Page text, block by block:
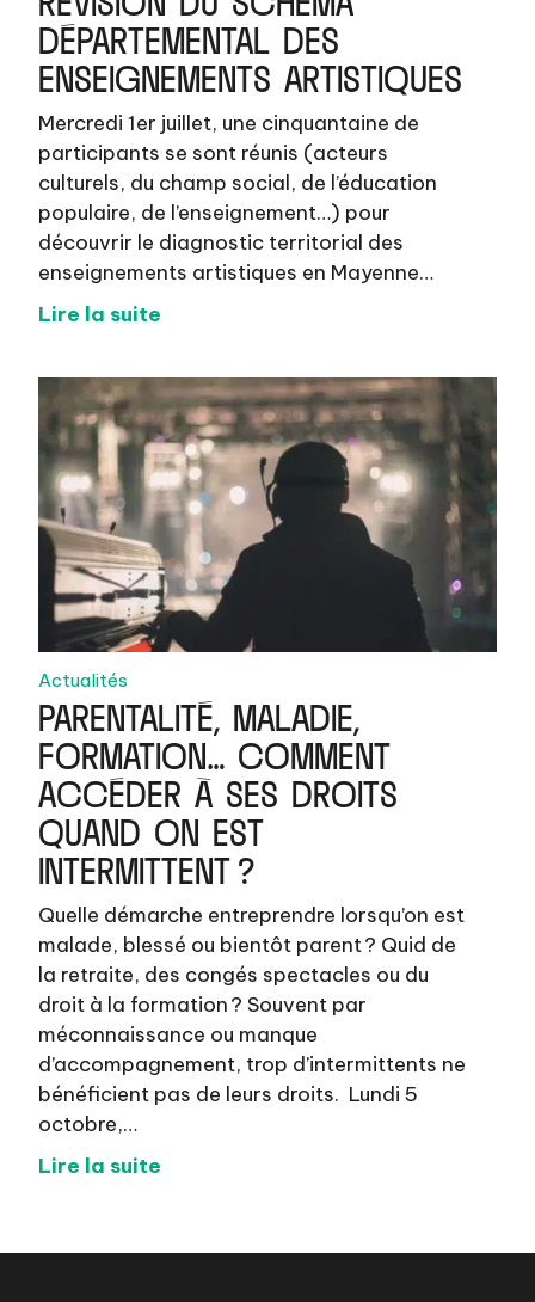
DÉPARTEMENTAL DES
ENSEIGNEMENTS ARTISTIQUES
Mercredi 1er juillet, une cinquantaine de
participants se sont réunis (acteurs
culturels, du champ social, de l’éducation
populaire, de l’enseignement…) pour
découvrir le diagnostic territorial des
enseignements artistiques en Mayenne…
Lire la suite
Actualités
PARENTALITÉ, MALADIE,
FORMATION… COMMENT
ACCÉDER À SES DROITS
QUAND ON EST
INTERMITTENT ?
Quelle démarche entreprendre lorsqu’on est
malade, blessé ou bientôt parent ? Quid de
la retraite, des congés spectacles ou du
droit à la formation ? Souvent par
méconnaissance ou manque
d’accompagnement, trop d’intermittents ne
bénéficient pas de leurs droits. Lundi 5
octobre,…
Lire la suite